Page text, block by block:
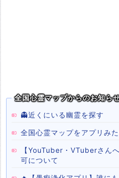
全国心霊マップからのお知ら
👻近くにいる幽霊を探す
全国心霊マップをアプリみ
【YouTuber・VTuberさん
可について